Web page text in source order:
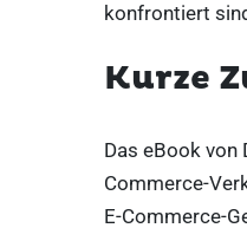
konfrontiert
Kurze
Das eBook von
Commerce-
E-Commerce-